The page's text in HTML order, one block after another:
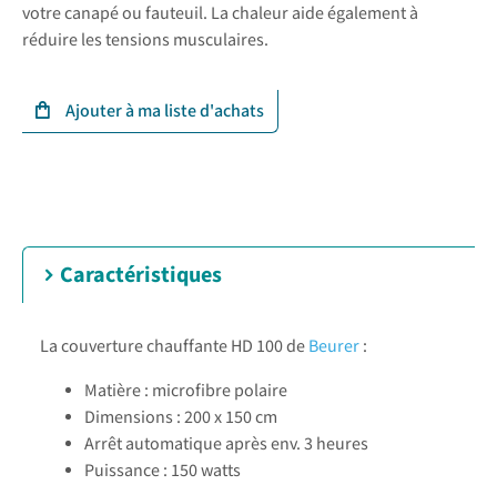
votre canapé ou fauteuil. La chaleur aide également à
réduire les tensions musculaires.
Caractéristiques
La couverture chauffante HD 100 deBeurer:
Matière : microfibre polaire
Dimensions : 200 x 150 cm
Arrêt automatique après env. 3 heures
Puissance : 150 watts